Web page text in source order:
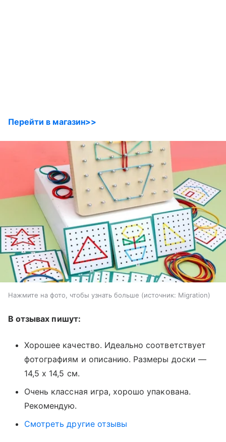
Перейти в магазин>>
Нажмите на фото, чтобы узнать больше источник: Migration
В отзывах пишут:
Хорошее качество. Идеально соответствует
фотографиям и описанию. Размеры доски —
14,5 x 14,5 см.
Очень классная игра, хорошо упакована.
Рекомендую.
Смотреть другие отзывы